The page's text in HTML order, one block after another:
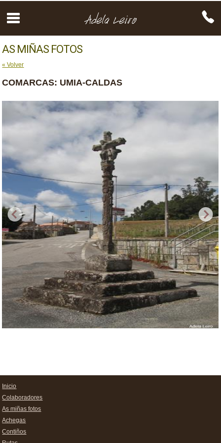
AS MIÑAS FOTOS
« Volver
COMARCAS: UMIA-CALDAS
Inicio
Colaboradores
As miñas fotos
Achegas
Contiños